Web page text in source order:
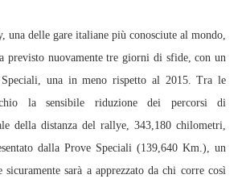
una delle gare italiane più conosciute al mondo,
previsto nuovamente tre giorni di sfide, con un
una in meno rispetto al 2015. Tra le
la sensibile riduzione dei percorsi di
della distanza del rallye, 343,180 chilometri,
dalla Prove Speciali (139,640 Km.), un
sarà a apprezzato da chi corre così